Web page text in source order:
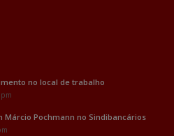
no local de trabalho
Márcio Pochmann no Sindibancários